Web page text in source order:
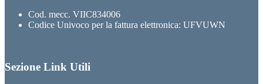
Cod. mecc. VIIC834006
Codice Univoco per la fattura elettronica: UFVUWN
Sezione Link Utili